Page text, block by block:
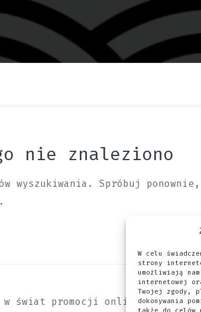
W celu
strony
umożliwiają
internetowej
Twojej zgody,
dokonywania
nie znaleziono
wyszukiwania. Spróbuj
świat promocji online?